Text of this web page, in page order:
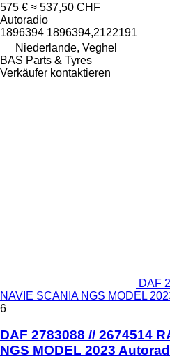
575 € ≈ 537,50 CHF
Autoradio
1896394 1896394,2122191
Niederlande, Veghel
BAS Parts & Tyres
Verkäufer kontaktieren
DAF
NAVIE SCANIA NGS MODEL
6
DAF 2783088 // 2674514
NGS MODEL 2023